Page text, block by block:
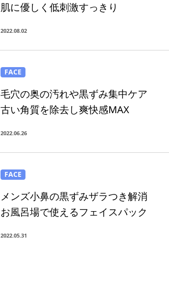
肌に優しく低刺激すっきり
2022.08.02
FACE
毛穴の奥の汚れや黒ずみ集中ケア
古い角質を除去し爽快感MAX
2022.06.26
FACE
メンズ小鼻の黒ずみザラつき解消
お風呂場で使えるフェイスパック
2022.05.31